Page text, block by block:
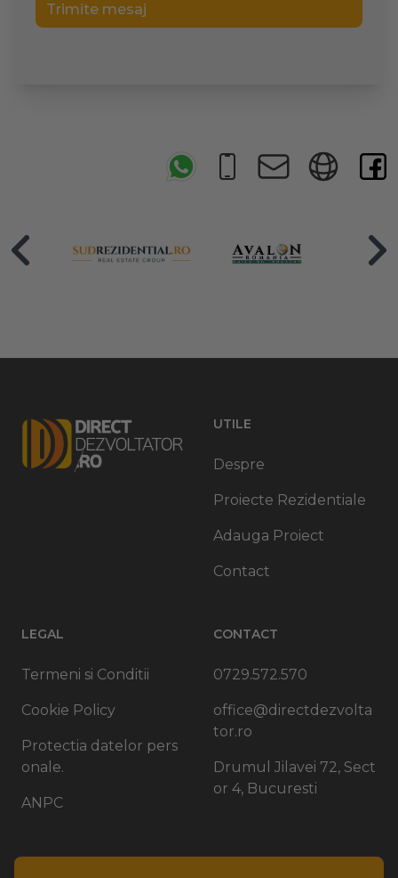
Trimite mesaj
UTILE
Despre
Proiecte Rezidentiale
Adauga Proiect
Contact
LEGAL
Termeni si Conditii
Cookie Policy
Protectia datelor pers
onale.
ANPC
CONTACT
0729.572.570
office@directdezvolta
tor.ro
Drumul Jilavei 72, Sect
or 4, Bucuresti